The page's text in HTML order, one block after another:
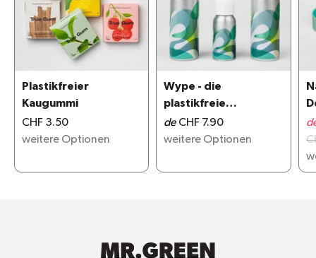
Plastikfreier
Kaugummi
CHF 3.50
weitere Optionen
Wype - die
plastikfreie
Alternative zu
Feuchttüchern
de CHF 7.90
weitere Optionen